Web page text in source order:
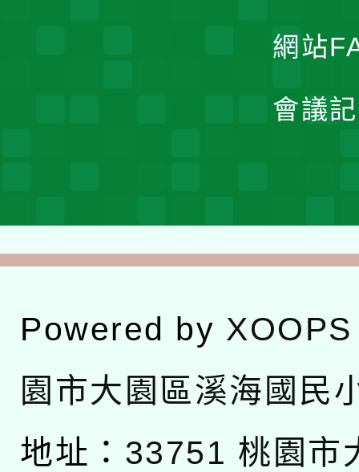
網站
會議
Powered by XOOPS
園市大園區溪海國民
地址： 33751 桃園市